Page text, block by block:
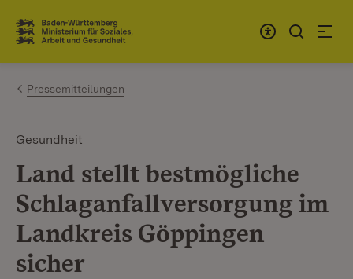
Zum Inhalt springen
Link zur Startseite
Pressemitteilungen
Gesundheit
Land stellt bestmögliche
Schlaganfallversorgung im
Landkreis Göppingen
sicher